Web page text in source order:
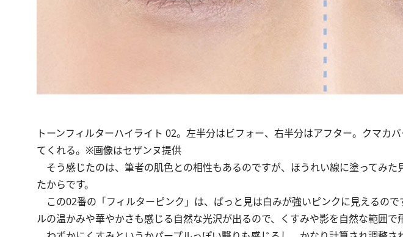
トーンフィルターハイライト 02。左半分はビフォー、右半分はアフター。クマカ
てくれる。※画像はセザンヌ提供
そう感じたのは、筆者の肌色との相性もあるのですが、ほうれい線に塗ってみ
たからです。
この02番の「フィルターピンク」は、ぱっと見は白みが強いピンクに見えるので
ルの温かみや華やかさも感じる自然な光沢が出るので、くすみや影を自然な範囲で